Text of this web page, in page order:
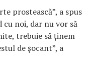
prostească”, a spus
cu noi, dar nu vor să
trebuie să ținem
de șocant”, a